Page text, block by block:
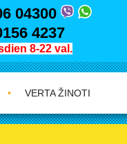
04300
4237
8-22 val.
• VERTA ŽINOTI